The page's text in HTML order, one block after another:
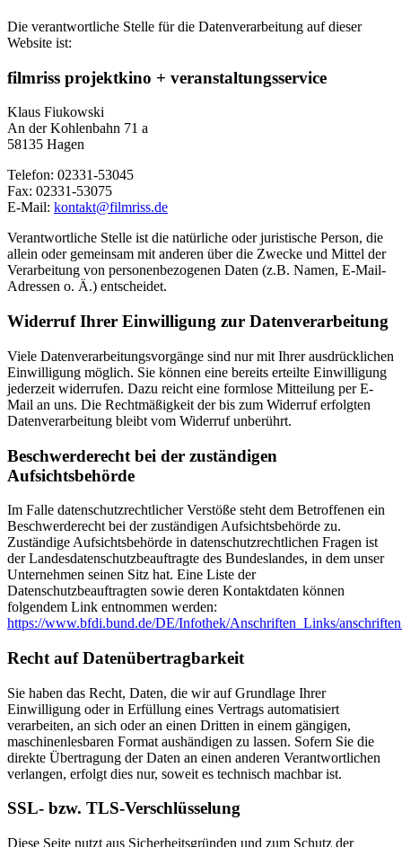
Die verantwortliche Stelle für die Datenverarbeitung auf dieser
Website ist:
filmriss projektkino + veranstaltungsservice
Klaus Fiukowski
An der Kohlenbahn 71 a
58135 Hagen
Telefon: 02331-53045
Fax: 02331-53075
E-Mail: kontakt@filmriss.de
Verantwortliche Stelle ist die natürliche oder juristische Person, die
allein oder gemeinsam mit anderen über die Zwecke und Mittel der
Verarbeitung von personenbezogenen Daten (z.B. Namen, E-Mail-
Adressen o. Ä.) entscheidet.
Widerruf Ihrer Einwilligung zur Datenverarbeitung
Viele Datenverarbeitungsvorgänge sind nur mit Ihrer ausdrücklichen
Einwilligung möglich. Sie können eine bereits erteilte Einwilligung
jederzeit widerrufen. Dazu reicht eine formlose Mitteilung per E-
Mail an uns. Die Rechtmäßigkeit der bis zum Widerruf erfolgten
Datenverarbeitung bleibt vom Widerruf unberührt.
Beschwerderecht bei der zuständigen
Aufsichtsbehörde
Im Falle datenschutzrechtlicher Verstöße steht dem Betroffenen ein
Beschwerderecht bei der zuständigen Aufsichtsbehörde zu.
Zuständige Aufsichtsbehörde in datenschutzrechtlichen Fragen ist
der Landesdatenschutzbeauftragte des Bundeslandes, in dem unser
Unternehmen seinen Sitz hat. Eine Liste der
Datenschutzbeauftragten sowie deren Kontaktdaten können
folgendem Link entnommen werden:
https://www.bfdi.bund.de/DE/Infothek/Anschriften_Links/
Recht auf Datenübertragbarkeit
Sie haben das Recht, Daten, die wir auf Grundlage Ihrer
Einwilligung oder in Erfüllung eines Vertrags automatisiert
verarbeiten, an sich oder an einen Dritten in einem gängigen,
maschinenlesbaren Format aushändigen zu lassen. Sofern Sie die
direkte Übertragung der Daten an einen anderen Verantwortlichen
verlangen, erfolgt dies nur, soweit es technisch machbar ist.
SSL- bzw. TLS-Verschlüsselung
Diese Seite nutzt aus Sicherheitsgründen und zum Schutz der